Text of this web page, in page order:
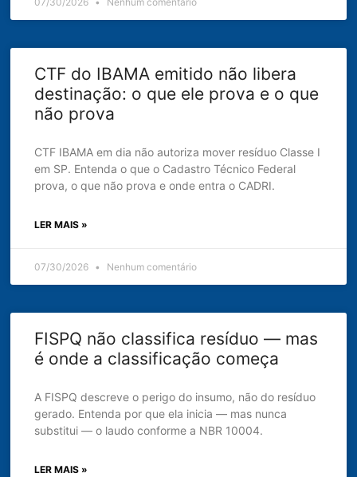
CTF do IBAMA emitido não libera
destinação: o que ele prova e o que
não prova
CTF IBAMA em dia não autoriza mover resíduo Classe I
em SP. Entenda o que o Cadastro Técnico Federal
prova, o que não prova e onde entra o CADRI.
LER MAIS »
07/30/2026 Nenhum comentário
FISPQ não classifica resíduo — mas
é onde a classificação começa
A FISPQ descreve o perigo do insumo, não do resíduo
gerado. Entenda por que ela inicia — mas nunca
substitui — o laudo conforme a NBR 10004.
LER MAIS »